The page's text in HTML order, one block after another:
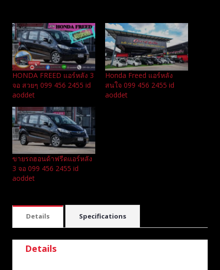
HONDA FREED แอร์หลัง 3
จอ สวยๆ 099 456 2455 id
aoddet
Honda Freed แอร์หลัง
สนใจ 099 456 2455 id
aoddet
ขายรถฮอนด้าฟรีดแอร์หลัง
3 จอ 099 456 2455 id
aoddet
Details Specifications
Details